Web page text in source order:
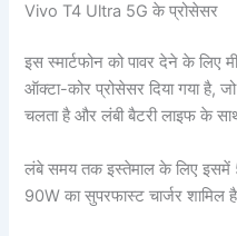
Vivo T4 Ultra 5G के प्रोसेसर
इस स्मार्टफोन को पावर देने के लिए
ऑक्टा-कोर प्रोसेसर दिया गया है,
चलता है और लंबी बैटरी लाइफ के
लंबे समय तक इस्तेमाल के लिए
90W का सुपरफास्ट चार्जर शामिल